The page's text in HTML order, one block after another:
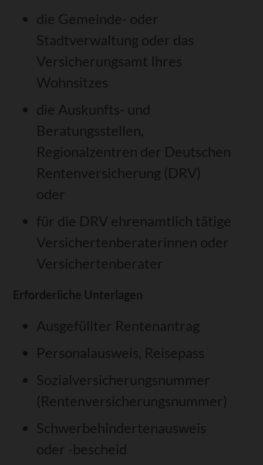
die Gemeinde- oder
Stadtverwaltung oder das
Versicherungsamt Ihres
Wohnsitzes
die Auskunfts- und
Beratungsstellen,
Regionalzentren der Deutschen
Rentenversicherung (DRV)
oder
für die DRV ehrenamtlich tätige
Versichertenberaterinnen oder
Versichertenberater
Erforderliche Unterlagen
Ausgefüllter Rentenantrag
Personalausweis, Reisepass
Sozialversicherungsnummer
(Rentenversicherungsnummer)
Schwerbehindertenausweis
oder -bescheid